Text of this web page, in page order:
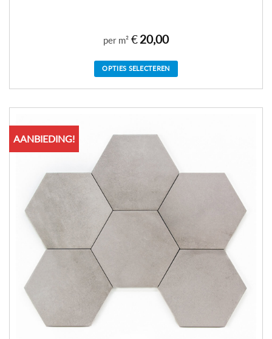
per m² €20,00
OPTIES SELECTEREN
AANBIEDING!